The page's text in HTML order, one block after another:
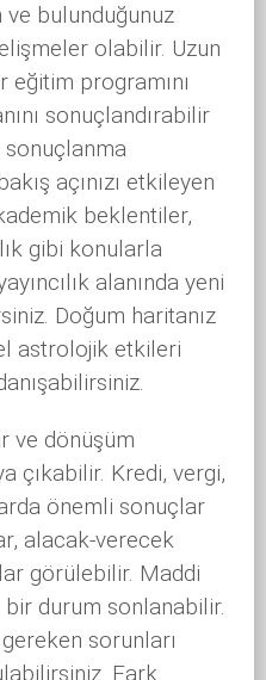
bulunduğunuz
olabilir. Uzun
eğitim programını
sonuçlandırabilir
açınızı etkileyen
beklentiler,
gibi konularla
alanında yeni
Doğum haritanız
astrolojik etkileri
ve dönüşüm
çıkabilir. Kredi, vergi,
önemli sonuçlar
alacak-verecek
görülebilir. Maddi
bir durum sonlanabilir.
sorunları
Fark